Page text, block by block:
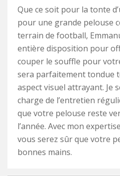
Que ce soit pour la tonte
pour une grande pelouse
terrain de football,
entière disposition pour
couper le souffle pour
sera parfaitement tondue
aspect visuel attrayant. Je
charge de l’entretien
que votre pelouse reste
l’année. Avec mon
vous serez sûr que votre
bonnes mains.